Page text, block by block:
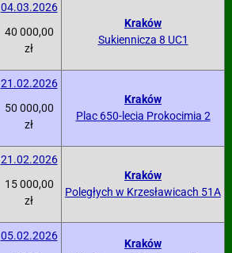
04.03.2026
40 000,00
zł
Kraków
Sukiennicza 8 UC1
21.02.2026
50 000,00
zł
Kraków
Plac 650-lecia Prokocimia 2
21.02.2026
15 000,00
zł
Kraków
Poległych w Krzesławicach 51A
05.02.2026
Kraków